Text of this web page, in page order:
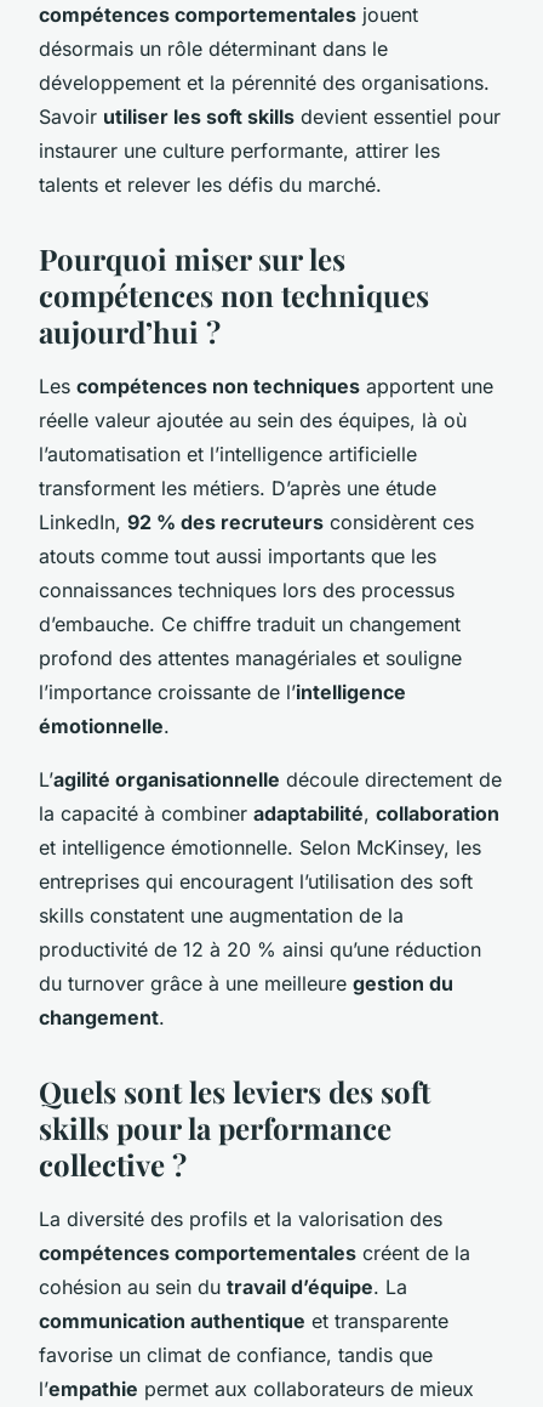
compétences comportementales jouent
désormais un rôle déterminant dans le
développement et la pérennité des organisations.
Savoir utiliser les soft skills devient essentiel pour
instaurer une culture performante, attirer les
talents et relever les défis du marché.
Pourquoi miser sur les
compétences non techniques
aujourd’hui ?
Les compétences non techniques apportent une
réelle valeur ajoutée au sein des équipes, là où
l’automatisation et l’intelligence artificielle
transforment les métiers. D’après une étude
LinkedIn, 92 % des recruteurs considèrent ces
atouts comme tout aussi importants que les
connaissances techniques lors des processus
d’embauche. Ce chiffre traduit un changement
profond des attentes managériales et souligne
l’importance croissante de l’intelligence
émotionnelle.
L’agilité organisationnelle découle directement de
la capacité à combiner adaptabilité, collaboration
et intelligence émotionnelle. Selon McKinsey, les
entreprises qui encouragent l’utilisation des soft
skills constatent une augmentation de la
productivité de 12 à 20 % ainsi qu’une réduction
du turnover grâce à une meilleure gestion du
changement.
Quels sont les leviers des soft
skills pour la performance
collective ?
La diversité des profils et la valorisation des
compétences comportementales créent de la
cohésion au sein du travail d’équipe. La
communication authentique et transparente
favorise un climat de confiance, tandis que
l’empathie permet aux collaborateurs de mieux